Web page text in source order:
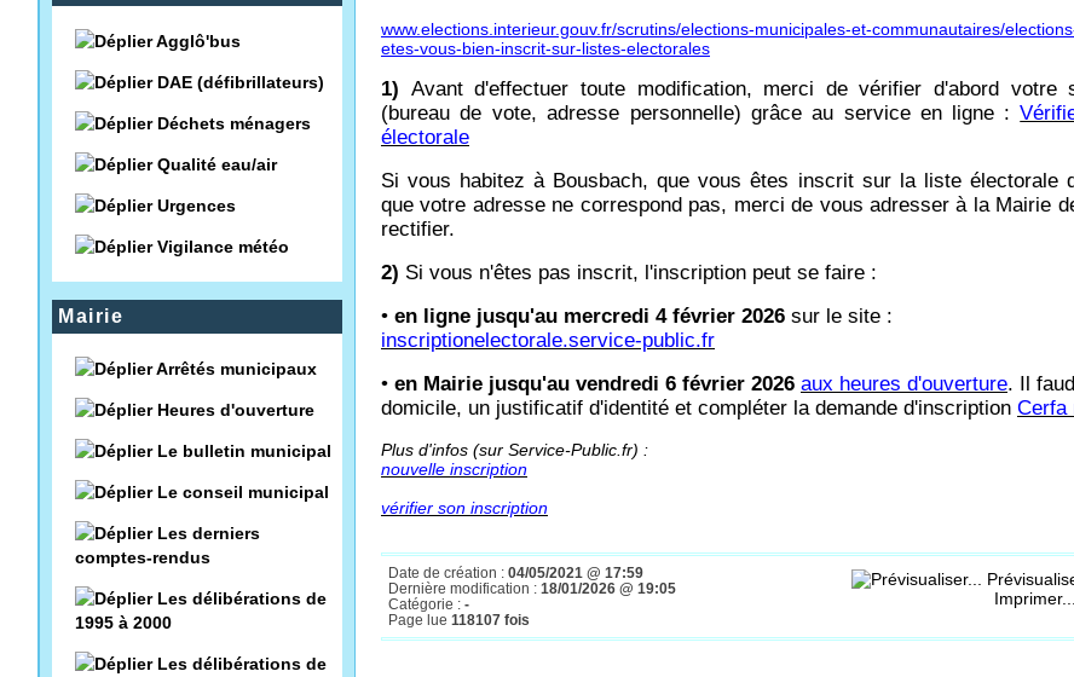
Agglô'bus
DAE (défibrillateurs)
Déchets ménagers
Qualité eau/air
Urgences
Vigilance météo
Mairie
Arrêtés municipaux
Heures d'ouverture
Le bulletin municipal
Le conseil municipal
Les derniers
comptes-rendus
Les délibérations de
1995 à 2000
Les délibérations de
www.elections.interieur.gouv.fr/scrutins/elections-municipales-et-communautaires/
etes-vous-bien-inscrit-sur-listes-electorales
1) Avant d'effectuer toute modification, merci de vérifier d'abord votre
(bureau de vote, adresse personnelle) grâce au service en ligne :
électorale
Si vous habitez à Bousbach, que vous êtes inscrit sur la liste électorale
que votre adresse ne correspond pas, merci de vous adresser à la Mairie
rectifier.
2) Si vous n'êtes pas inscrit, l'inscription peut se faire :
• en ligne jusqu'au mercredi 4 février 2026 sur le site :
inscriptionelectorale.service-public.fr
• en Mairie jusqu'au vendredi 6 février 2026 aux heures d'ouverture. Il
domicile, un justificatif d'identité et compléter la demande d'inscription Cerfa
Plus d'infos (sur Service-Public.fr) :
nouvelle inscription
vérifier son inscription
Date de création : 04/05/2021 @ 17:59
Dernière modification : 18/01/2026 @ 19:05
Catégorie : -
Page lue 118107 fois
Imprimer...